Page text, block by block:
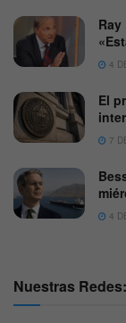
4
El
7
4
Nuestras Redes: